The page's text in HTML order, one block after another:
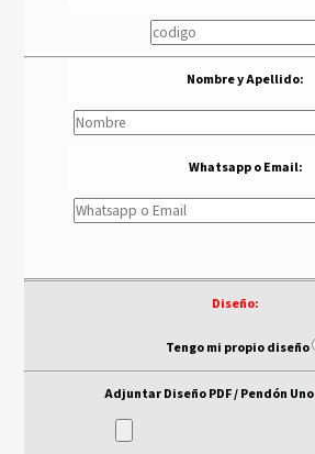
Nombre y Apellido:
Whatsapp o Email:
Diseño:
Tengo mi propio diseño
Adjuntar Diseño PDF / Pendón Uno